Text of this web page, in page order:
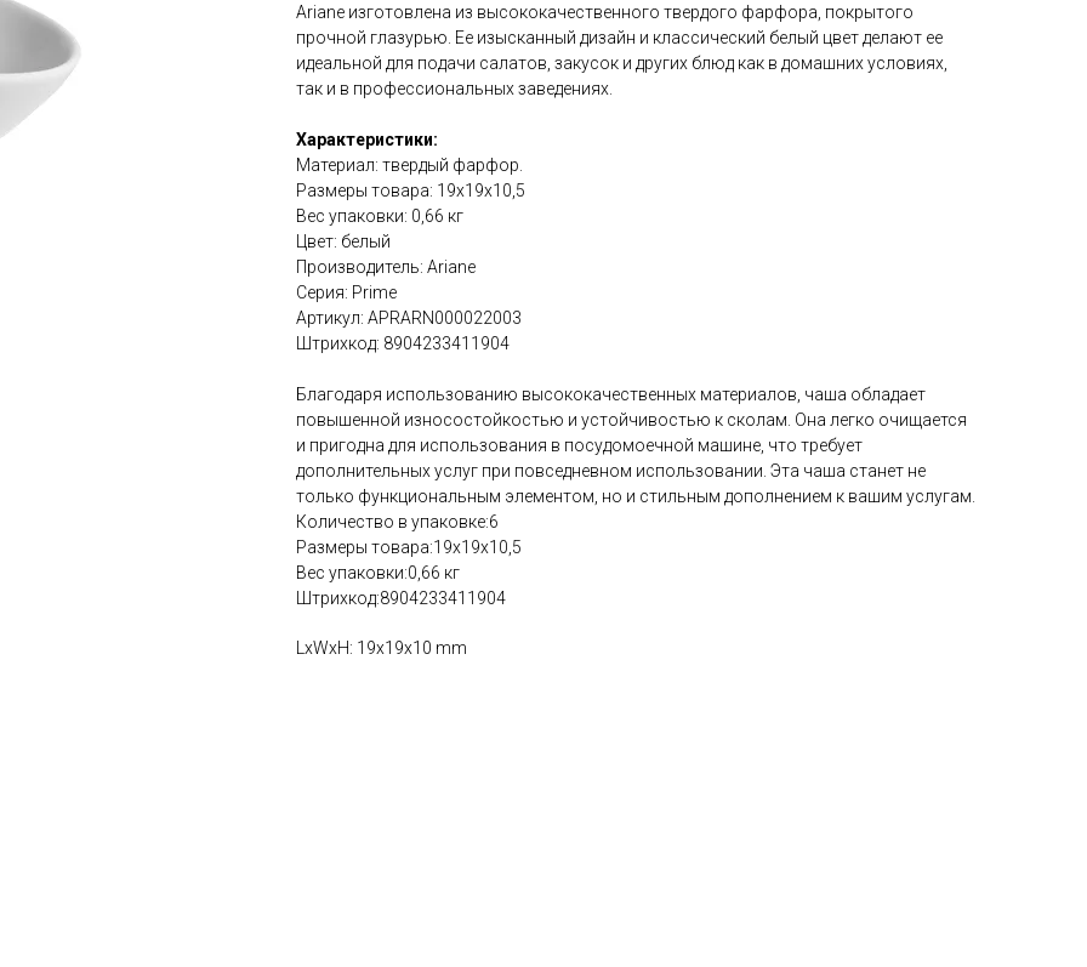
Ariane изготовлена ​​из высококачественного твердого фарфора, покрытого
прочной глазурью. Ее изысканный дизайн и классический белый цвет делают ее
идеальной для подачи салатов, закусок и других блюд как в домашних условиях,
так и в профессиональных заведениях.
Характеристики:
Материал: твердый фарфор.
Размеры товара: 19х19х10,5
Вес упаковки: 0,66 кг
Цвет: белый
Производитель: Ariane
Серия: Prime
Артикул: APRARN000022003
Штрихкод: 8904233411904
Благодаря использованию высококачественных материалов, чаша обладает
повышенной износостойкостью и устойчивостью к сколам. Она легко очищается
и пригодна для использования в посудомоечной машине, что требует
дополнительных услуг при повседневном использовании. Эта чаша станет не
только функциональным элементом, но и стильным дополнением к вашим услугам.
Количество в упаковке:6
Размеры товара:19х19х10,5
Вес упаковки:0,66 кг
Штрихкод:8904233411904
LxWxH: 19x19x10 mm